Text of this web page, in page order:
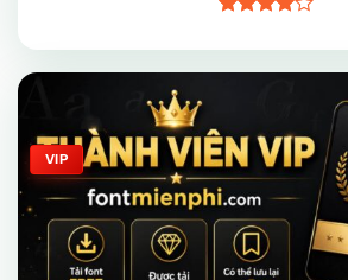
xếp hạng
45 sao
Giảm giá!
VIP